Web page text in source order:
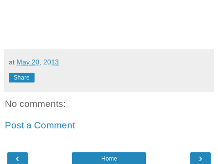
at May 20, 2013
Share
No comments:
Post a Comment
‹ ›
Home